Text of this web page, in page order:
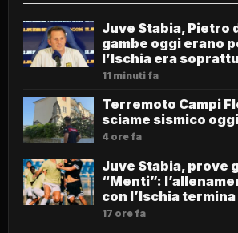
Juve Stabia, Pietro
gambe oggi erano
l’Ischia era
11 minuti fa
Terremoto Campi
sciame sismico
4 ore fa
Juve Stabia, prove
“Menti”:
con l’Ischia termina
17 ore fa